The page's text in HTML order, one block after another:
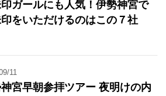
ガールにも人気！伊勢神宮で
をいただけるのはこの７社
11
宮早朝参拝ツアー 夜明けの内